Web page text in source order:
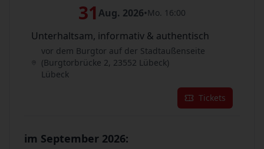
31 Aug. 2026•Mo. 16:00
Unterhaltsam, informativ & authentisch
vor dem Burgtor auf der Stadtaußenseite
(Burgtorbrücke 2, 23552 Lübeck)
Lübeck
Tickets
im September 2026: